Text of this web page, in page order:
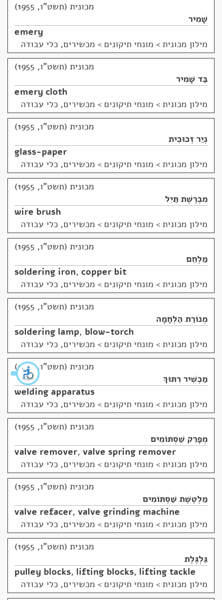
מכונית (תשט"ו, 1955)
שָׁמִיר
emery
מילון מכונית > מונחי תיקונים > מכשירים, כלי עבודה
מכונית (תשט"ו, 1955)
בַּד שָׁמִיר
emery cloth
מילון מכונית > מונחי תיקונים > מכשירים, כלי עבודה
מכונית (תשט"ו, 1955)
נְיַר זְכוּכִית
glass-paper
מילון מכונית > מונחי תיקונים > מכשירים, כלי עבודה
מכונית (תשט"ו, 1955)
מִבְרֶשֶׁת תַּיִל
wire brush
מילון מכונית > מונחי תיקונים > מכשירים, כלי עבודה
מכונית (תשט"ו, 1955)
מַלְחֵם
soldering iron, copper bit
מילון מכונית > מונחי תיקונים > מכשירים, כלי עבודה
מכונית (תשט"ו, 1955)
מְנוֹרַת הַלְחָמָה
soldering lamp, blow-torch
מילון מכונית > מונחי תיקונים > מכשירים, כלי עבודה
מכונית (תשט"ו, 1955)
מַכְשִׁיר רִתּוּךְ
welding apparatus
מילון מכונית > מונחי תיקונים > מכשירים, כלי עבודה
מכונית (תשט"ו, 1955)
מְפָרֵק שַׁסְתּוֹמִים
valve remover, valve spring remover
מילון מכונית > מונחי תיקונים > מכשירים, כלי עבודה
מכונית (תשט"ו, 1955)
מַלְטֶשֶׁת שַׁסְתּוֹמִים
valve refacer, valve grinding machine
מילון מכונית > מונחי תיקונים > מכשירים, כלי עבודה
מכונית (תשט"ו, 1955)
גַּלְגֶּלֶת
pulley blocks, lifting blocks, lifting tackle
מילון מכונית > מונחי תיקונים > מכשירים, כלי עבודה